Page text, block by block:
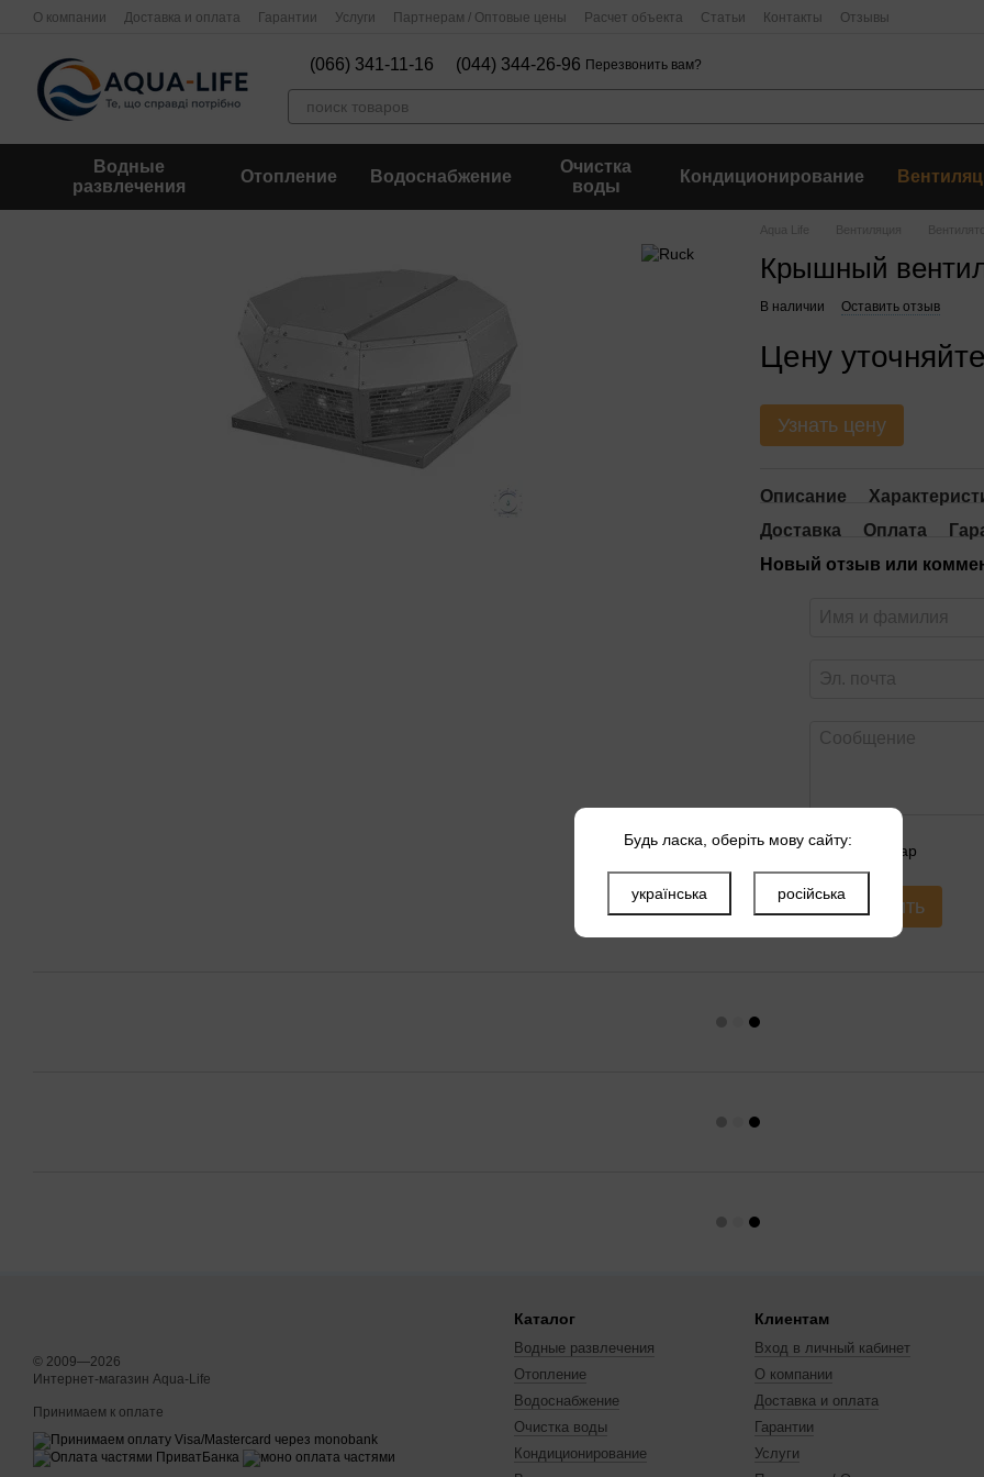
Перейти к основному контенту
О компании Доставка и оплата Гарантии Услуги Партнерам / Оптовые цены Расчет объекта Статьи Контакты Отзывы
(066) 341-11-16 (044) 344-26-96 Перезвонить вам?
Водные
развлечения
Отопление Водоснабжение
Очистка
воды
Кондиционирование
Aqua Life Вентиляция
Крышный
В наличии Оставить отзыв
Цену уточняйте
Узнать цену
Описание
Доставка
Оплата
Новый отзыв или
Оцените товар
Отправить
© 2009—2026
Интернет-магазин Aqua-Life
Принимаем к оплате
Каталог
Водные развлечения
Отопление
Водоснабжение
Очистка воды
Кондиционирование
Клиентам
Вход в личный кабинет
О компании
Доставка и оплата
Гарантии
Услуги
Будь ласка, оберіть мову сайту:
українська російська